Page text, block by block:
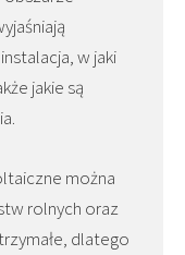
w jaki
jakie są
można
rolnych oraz
dlatego